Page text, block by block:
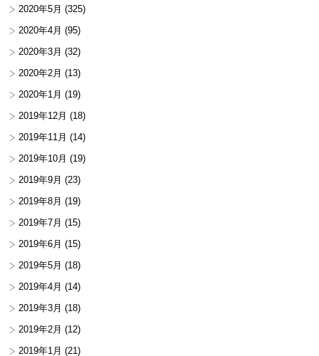
2020年5月 (325)
2020年4月 (95)
2020年3月 (32)
2020年2月 (13)
2020年1月 (19)
2019年12月 (18)
2019年11月 (14)
2019年10月 (19)
2019年9月 (23)
2019年8月 (19)
2019年7月 (15)
2019年6月 (15)
2019年5月 (18)
2019年4月 (14)
2019年3月 (18)
2019年2月 (12)
2019年1月 (21)